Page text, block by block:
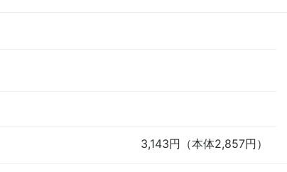
3,143円（本体2,857円）